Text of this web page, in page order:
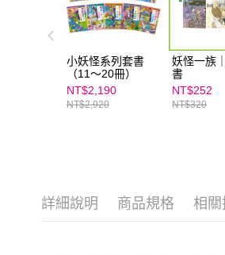
小妖怪系列套書
（11～20冊）
NT$2,190
NT$2,920
妖怪一族
書
NT$252
NT$320
詳細說明 商品規格 相關